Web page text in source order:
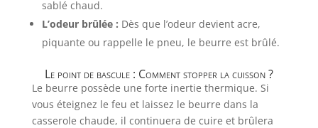
sablé chaud.
L’odeur brûlée : Dès que l’odeur devient acre,
piquante ou rappelle le pneu, le beurre est brûlé.
Le point de bascule : Comment stopper la cuisson ?
Le beurre possède une forte inertie thermique. Si
vous éteignez le feu et laissez le beurre dans la
casserole chaude, il continuera de cuire et brûlera